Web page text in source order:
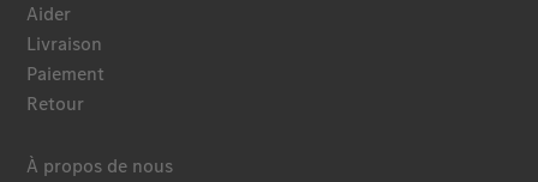
Aider
Livraison
Paiement
Retour
À propos de nous